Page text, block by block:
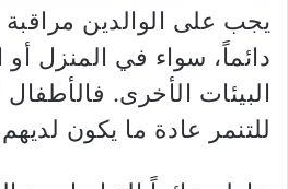
يجب على الوالدين
دائماً، سواء في المنزل
البيئات الأخرى.
للتنمر عادة ما يكون